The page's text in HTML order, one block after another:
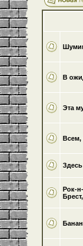
В
Эта
Всем,
Рок-